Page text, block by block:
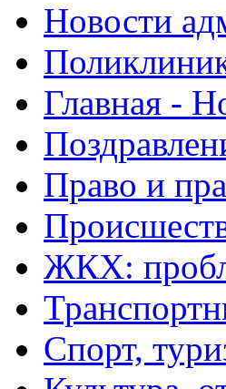
Новости
Главная -
Право и
ЖКХ:
Спорт,